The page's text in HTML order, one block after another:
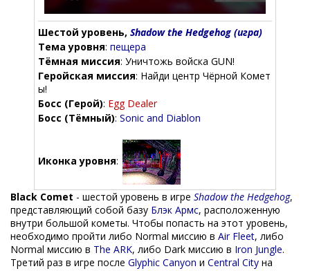
Шестой уровень, Shadow the Hedgehog (игра)
Тема уровня: пещера
Тёмная миссия: Уничтожь войска GUN!
Геройская миссия: Найди центр Чёрной Комет
ы!
Босс (Герой): Egg Dealer
Босс (Тёмный): Sonic and Diablon
Иконка уровня:
Black Comet - шестой уровень в игре Shadow the Hedgehog,
представляющий собой базу Блэк Армс, расположенную
внутри большой кометы. Чтобы попасть на этот уровень,
необходимо пройти либо Normal миссию в Air Fleet, либо
Normal миссию в The ARK, либо Dark миссию в Iron Jungle.
Третий раз в игре после Glyphic Canyon и Central City на